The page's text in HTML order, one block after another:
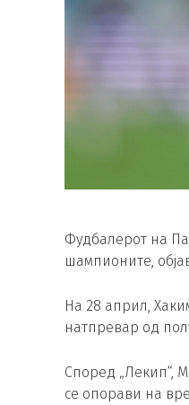
Фудбалерот на
шампионите,
На 28 април,
натпревар од
Според „Лекип“,
се опорави на